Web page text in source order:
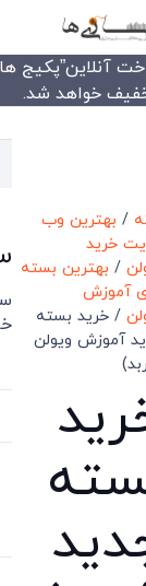
آنلاین”پکیج
/ بهترین وب
خرید
/ بهترین بسته
آموزش
/ خرید بسته
آموزش ویولن